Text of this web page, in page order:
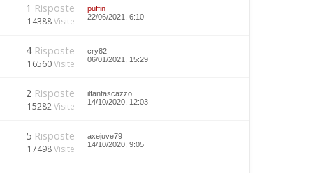
1 Risposte
14388Visite
puffin
22/06/2021, 6:10
4 Risposte
16560Visite
cry82
06/01/2021, 15:29
2 Risposte
15282Visite
ilfantascazzo
14/10/2020, 12:03
5 Risposte
17498Visite
axejuve79
14/10/2020, 9:05